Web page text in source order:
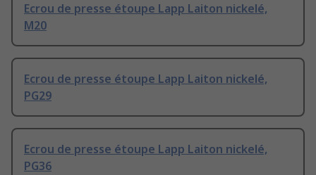
Ecrou de presse étoupe Lapp Laiton nickelé,
M20
Ecrou de presse étoupe Lapp Laiton nickelé,
PG29
Ecrou de presse étoupe Lapp Laiton nickelé,
PG36